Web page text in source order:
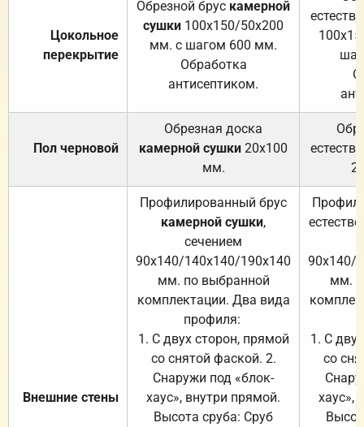
Цокольное
перекрытие
Обрезной брус камерной
сушки 100х150/50х200
мм. с шагом 600 мм.
Обработка
антисептиком.
Пол черновой
Обрезная доска
камерной сушки 20х100
мм.
Внешние стены
Профилированный брус
камерной сушки,
сечением
90х140/140х140/190х140
мм. по выбранной
комплектации. Два вида
профиля:
1. С двух сторон, прямой
со снятой фаской. 2.
Снаружи под «блок-
хаус», внутри прямой.
Высота сруба: Сруб
90х140/
мм.
1. С
со
хаус»,